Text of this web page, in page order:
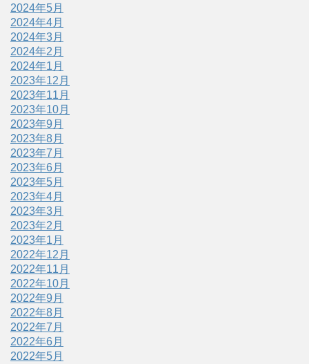
2024年5月
2024年4月
2024年3月
2024年2月
2024年1月
2023年12月
2023年11月
2023年10月
2023年9月
2023年8月
2023年7月
2023年6月
2023年5月
2023年4月
2023年3月
2023年2月
2023年1月
2022年12月
2022年11月
2022年10月
2022年9月
2022年8月
2022年7月
2022年6月
2022年5月